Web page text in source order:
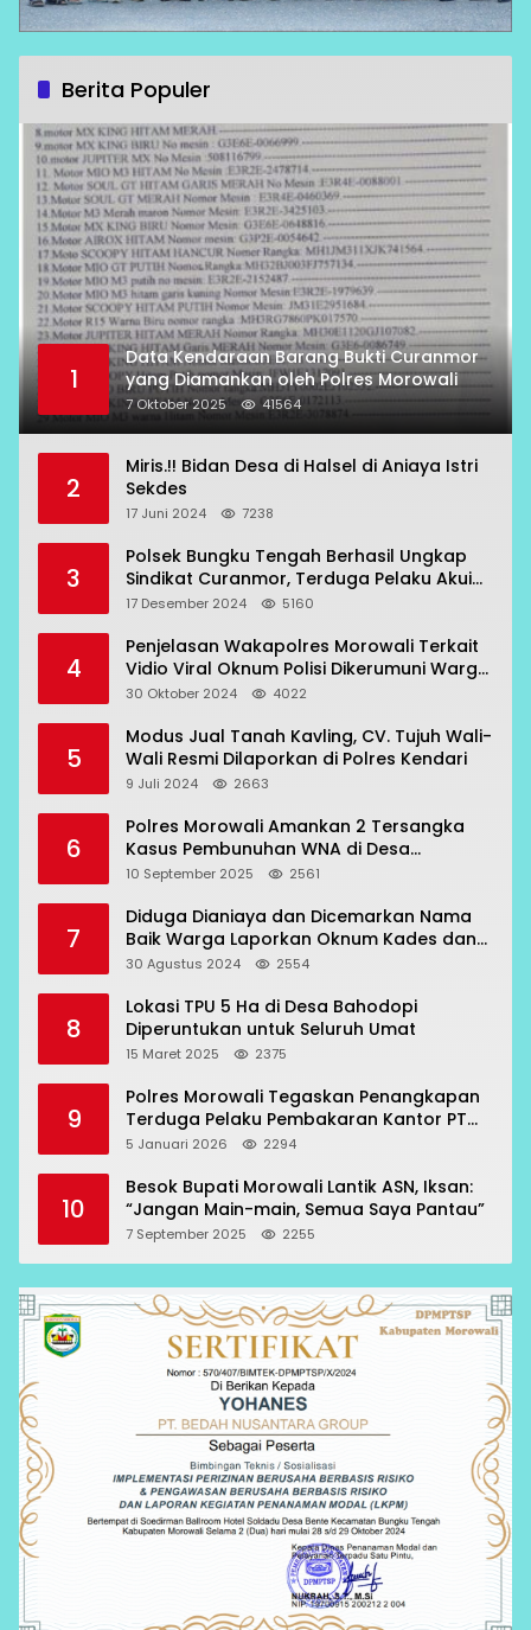
Berita Populer
1
Data Kendaraan Barang Bukti Curanmor
yang Diamankan oleh Polres Morowali
7 Oktober 2025 41564
2
Miris.!! Bidan Desa di Halsel di Aniaya Istri
Sekdes
17 Juni 2024 7238
3
Polsek Bungku Tengah Berhasil Ungkap
Sindikat Curanmor, Terduga Pelaku Akui
Beraksi di 7 Lokasi
17 Desember 2024 5160
4
Penjelasan Wakapolres Morowali Terkait
Vidio Viral Oknum Polisi Dikerumuni Warga
Bahodopi
30 Oktober 2024 4022
5
Modus Jual Tanah Kavling, CV. Tujuh Wali-
Wali Resmi Dilaporkan di Polres Kendari
9 Juli 2024 2663
6
Polres Morowali Amankan 2 Tersangka
Kasus Pembunuhan WNA di Desa
Topogaro
10 September 2025 2561
7
Diduga Dianiaya dan Dicemarkan Nama
Baik Warga Laporkan Oknum Kades dan
Oknum Polisi
30 Agustus 2024 2554
8
Lokasi TPU 5 Ha di Desa Bahodopi
Diperuntukan untuk Seluruh Umat
15 Maret 2025 2375
9
Polres Morowali Tegaskan Penangkapan
Terduga Pelaku Pembakaran Kantor PT
RCP Sesuai Prosedur
5 Januari 2026 2294
10
Besok Bupati Morowali Lantik ASN, Iksan:
“Jangan Main-main, Semua Saya Pantau”
7 September 2025 2255